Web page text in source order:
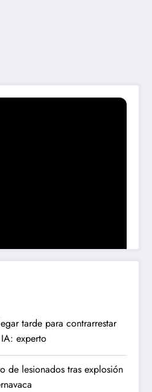
tarde para contrarrestar
experto
de lesionados tras explosión